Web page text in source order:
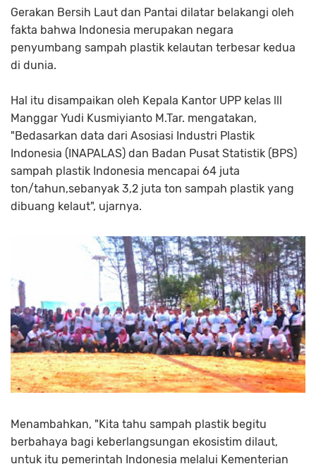
Gerakan Bersih Laut dan Pantai dilatar belakangi oleh
fakta bahwa Indonesia merupakan negara
penyumbang sampah plastik kelautan terbesar kedua
di dunia.
Hal itu disampaikan oleh Kepala Kantor UPP kelas lll
Manggar Yudi Kusmiyianto M.Tar. mengatakan,
"Bedasarkan data dari Asosiasi Industri Plastik
Indonesia (INAPALAS) dan Badan Pusat Statistik (BPS)
sampah plastik Indonesia mencapai 64 juta
ton/tahun,sebanyak 3,2 juta ton sampah plastik yang
dibuang kelaut", ujarnya.
Menambahkan, "Kita tahu sampah plastik begitu
berbahaya bagi keberlangsungan ekosistim dilaut,
untuk itu pemerintah Indonesia melalui Kementerian